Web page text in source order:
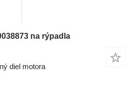
na rýpadla
diel motora